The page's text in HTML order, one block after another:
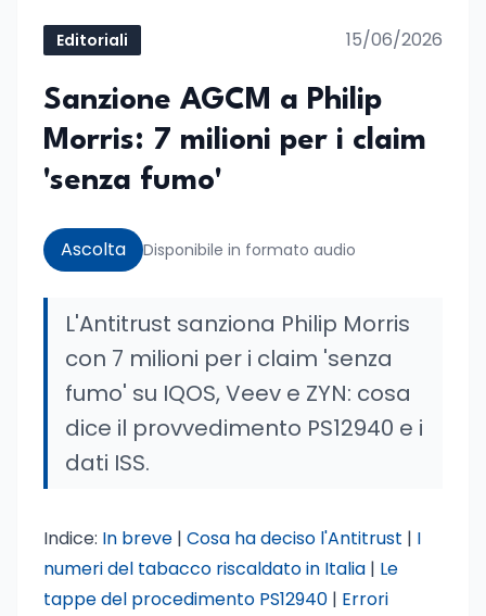
Editoriali 15/06/2026
Sanzione AGCM a Philip
Morris: 7 milioni per i claim
'senza fumo'
Ascolta Disponibile in formato audio
L'Antitrust sanziona Philip Morris
con 7 milioni per i claim 'senza
fumo' su IQOS, Veev e ZYN: cosa
dice il provvedimento PS12940 e i
dati ISS.
Indice: In breve | Cosa ha deciso l'Antitrust | I
numeri del tabacco riscaldato in Italia | Le
tappe del procedimento PS12940 | Errori